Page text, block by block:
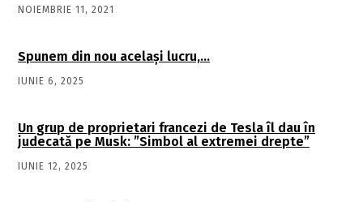
NOIEMBRIE 11, 2021
Spunem din nou acelaşi lucru,…
IUNIE 6, 2025
Un grup de proprietari francezi de Tesla îl dau în
judecată pe Musk: ”Simbol al extremei drepte”
IUNIE 12, 2025